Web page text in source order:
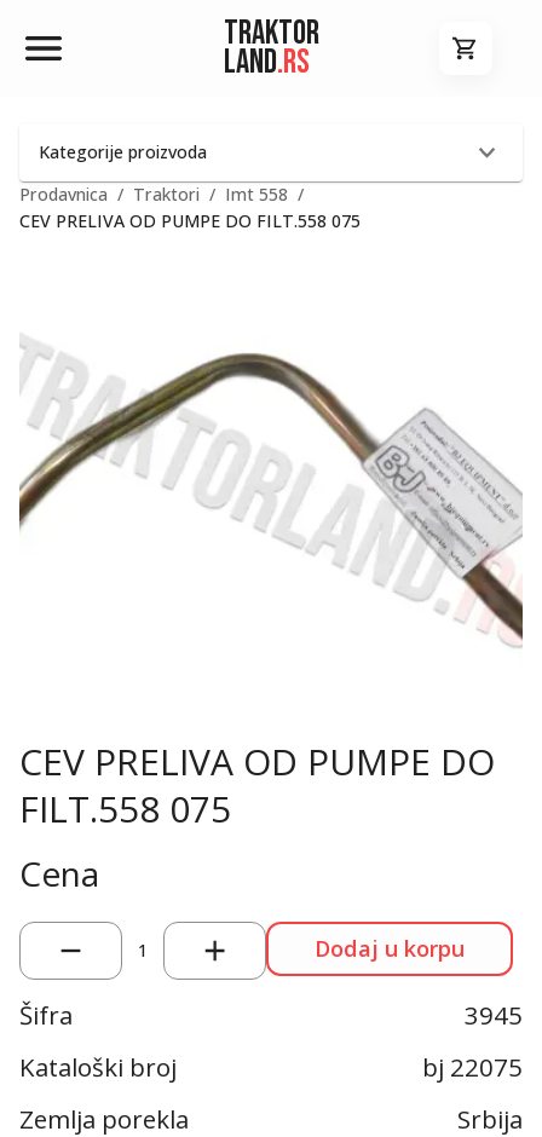
Traktor
Land.rs
Kategorije proizvoda
Prodavnica / Traktori / Imt 558 /
CEV PRELIVA OD PUMPE DO FILT.558 075
CEV PRELIVA OD PUMPE DO
FILT.558 075
Cena
1 Dodaj u korpu
Šifra
3945
Kataloški broj
bj 22075
Zemlja porekla
Srbija